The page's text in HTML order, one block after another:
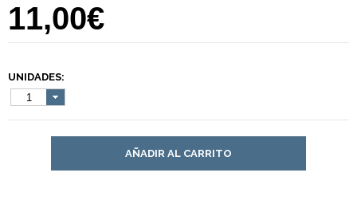
11,00€
UNIDADES:
1
AÑADIR AL CARRITO